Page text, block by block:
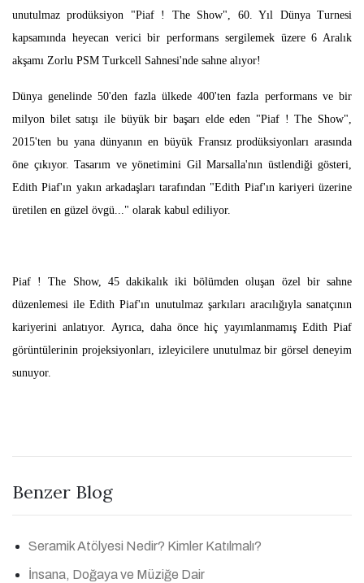
unutulmaz prodüksiyon "Piaf ! The Show", 60. Yıl Dünya Turnesi
kapsamında heyecan verici bir performans sergilemek üzere 6 Aralık
akşamı Zorlu PSM Turkcell Sahnesi'nde sahne alıyor!
Dünya genelinde 50'den fazla ülkede 400'ten fazla performans ve bir
milyon bilet satışı ile büyük bir başarı elde eden "Piaf ! The Show",
2015'ten bu yana dünyanın en büyük Fransız prodüksiyonları arasında
öne çıkıyor. Tasarım ve yönetimini Gil Marsalla'nın üstlendiği gösteri,
Edith Piaf'ın yakın arkadaşları tarafından "Edith Piaf'ın kariyeri üzerine
üretilen en güzel övgü..." olarak kabul ediliyor.
Piaf ! The Show, 45 dakikalık iki bölümden oluşan özel bir sahne
düzenlemesi ile Edith Piaf'ın unutulmaz şarkıları aracılığıyla sanatçının
kariyerini anlatıyor. Ayrıca, daha önce hiç yayımlanmamış Edith Piaf
görüntülerinin projeksiyonları, izleyicilere unutulmaz bir görsel deneyim
sunuyor.
Benzer Blog
Seramik Atölyesi Nedir? Kimler Katılmalı?
İnsana, Doğaya ve Müziğe Dair